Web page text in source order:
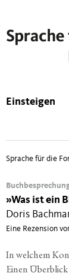
Einsteigen
Sprache für die
»Was ist ein
Doris
Eine Rezension
In wel­chem
Einen